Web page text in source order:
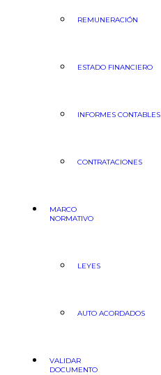
REMUNERACIÓN
ESTADO FINANCIERO
INFORMES CONTABLES
CONTRATACIONES
MARCO
NORMATIVO
LEYES
AUTO ACORDADOS
VALIDAR
DOCUMENTO